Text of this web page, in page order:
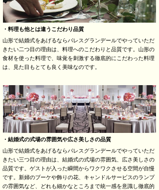
・料理も他とは違うこだわり品質
山形で結婚式をあげるならパレスグランデールでやっていただ
きたい二つ目の理由は、料理へのこだわりと品質です。山形の
食材を使った料理で、味覚を刺激する徹底的にこだわった料理
は、見た目もとても良く美味なのです。
・結婚式の式場の雰囲気や広さ美しさの品質
山形で結婚式をあげるならパレスグランデールでやっていただ
きたい三つ目の理由は、結婚式の式場の雰囲気、広さ美しさの
品質です。ゲストが入った瞬間からワクワクさせる空間が自慢
です。新婦のブーケや飾りの花、キャンドルサービスのランプ
の雰囲気など、どれも細かなところまで統一感を意識し徹底的